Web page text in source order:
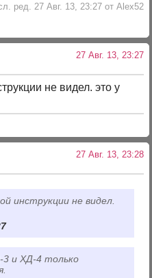
ред. 27 Авг. 13, 23:27 от Alex52
27 Авг. 13, 23:27
не видел. это у
27 Авг. 13, 23:28
инструкции не видел.
и ХД-4 только